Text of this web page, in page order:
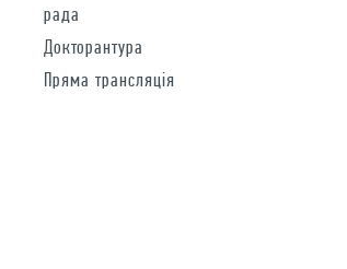
рада
Докторантура
Пряма трансляція